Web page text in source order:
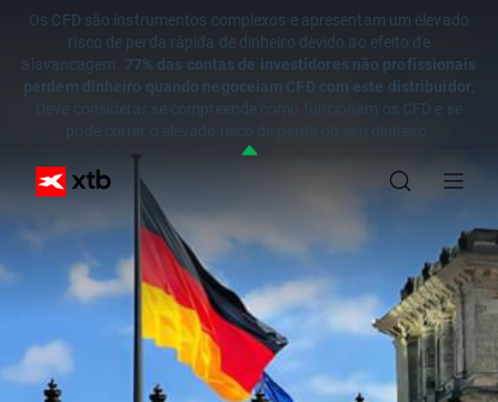
Os CFD são instrumentos complexos e apresentam um elevado
risco de perda rápida de dinheiro devido ao efeito de
alavancagem. 77% das contas de investidores não profissionais
perdem dinheiro quando negoceiam CFD com este distribuidor.
Deve considerar se compreende como funcionam os CFD e se
pode correr o elevado risco de perda do seu dinheiro.